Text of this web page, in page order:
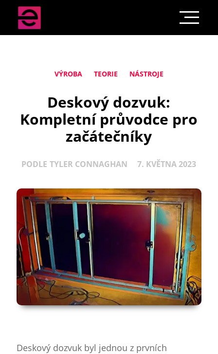
VÝROBA TEORIE NÁSTROJE
Deskový dozvuk:
Kompletní průvodce pro
začátečníky
PODLE TYLER CONNAGHAN 7. KVĚTNA 2023
Deskový dozvuk byl jednou z prvních